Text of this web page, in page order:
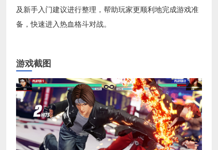
及新手入门建议进行整理，帮助玩家更顺利地完成游戏准
备，快速进入热血格斗对战。
游戏截图